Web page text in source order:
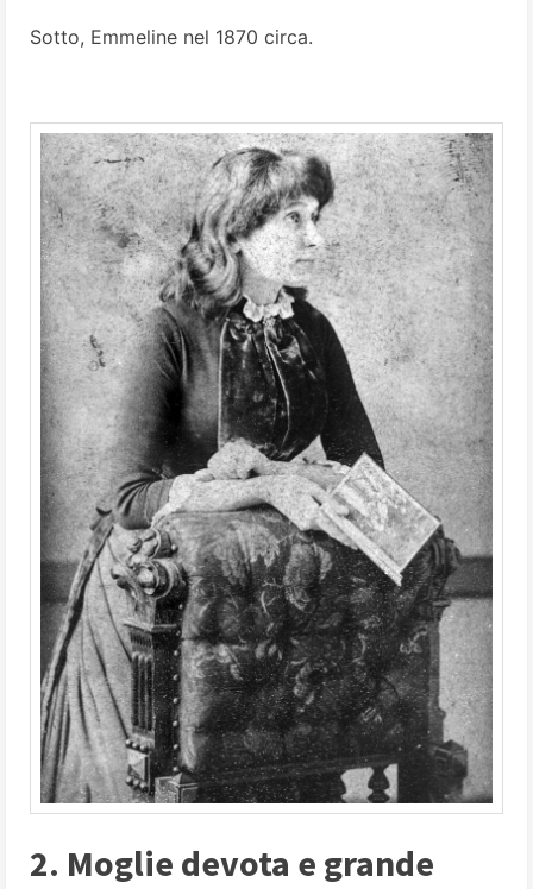
Sotto, Emmeline nel 1870 circa.
2. Moglie devota e grande